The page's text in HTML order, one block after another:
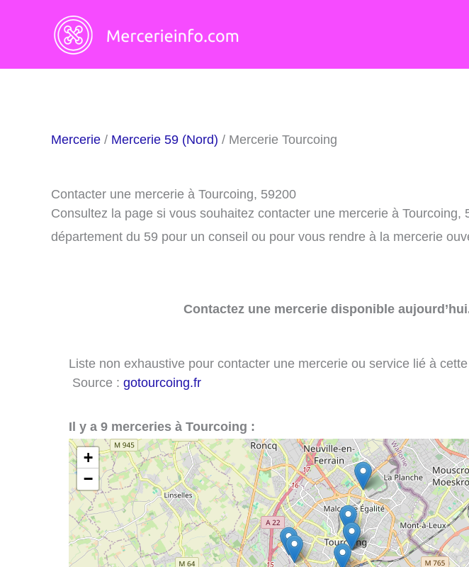
Mercerie / Mercerie 59 (Nord) / Mercerie Tourcoing
Contacter une mercerie à Tourcoing, 59200
Consultez la page si vous souhaitez contacter une mercerie à Tourcoing,
département du 59 pour un conseil ou pour vous rendre à la mercerie
Contactez une mercerie disponible
Liste non exhaustive pour contacter une mercerie ou service lié à
Source : gotourcoing.fr
Il y a 9 merceries à Tourcoing :
+
−